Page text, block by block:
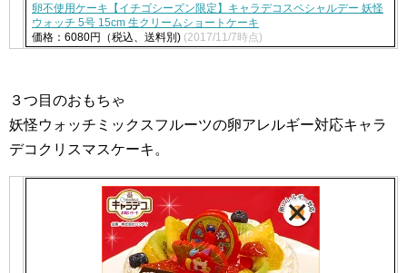
卵不使用ケーキ【イチゴシーズン限定】キャラデコスペシャルデー 妖怪
ウォッチ 5号 15cm 生クリームショートケーキ
価格：6080円（税込、送料別) (2017/11/7時点)
３つ目のおもちゃ
妖怪ウォッチミックスフルーツの卵アレルギー対応キャラ
デコクリスマスケーキ。